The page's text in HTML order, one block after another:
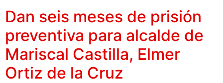
Dan seis meses de prisión
preventiva para alcalde de
Mariscal Castilla, Elmer
Ortiz de la Cruz